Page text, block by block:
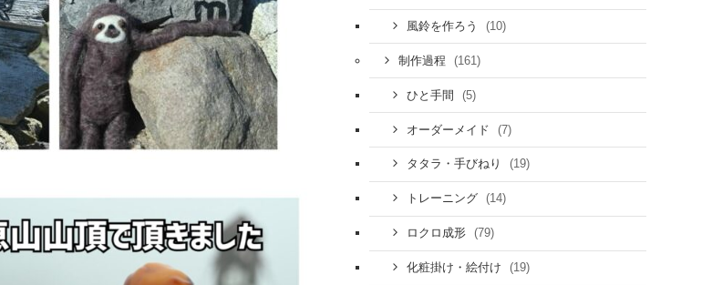
風鈴を作ろう (10)
制作過程 (161)
ひと手間 (5)
オーダーメイド (7)
タタラ・手びねり (19)
トレーニング (14)
ロクロ成形 (79)
化粧掛け・絵付け (19)